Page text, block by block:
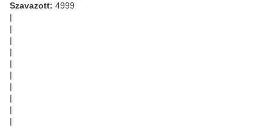
Szavazott: 4999
|
|
|
|
|
|
|
|
|
|